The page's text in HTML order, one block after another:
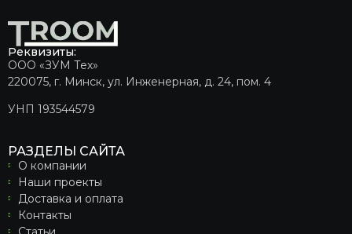
Реквизиты:
ООО «ЗУМ Тех»
220075, г. Минск, ул. Инженерная, д. 24, пом. 4
УНП 193544579
РАЗДЕЛЫ САЙТА
О компании
Наши проекты
Доставка и оплата
Контакты